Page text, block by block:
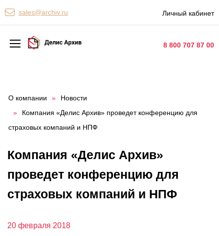
sales@archiv.ru Личный кабинет
8 800 707 87 00
Персональные сервисы
Хранение документов
Уничтожение документов
Сканирование документов
Цифровые услуги
Документооборот
О компании
О компании »
Новости
»
Компания «Делис Архив» проведет конференцию для
страховых компаний и НПФ
Компания «Делис Архив»
проведет конференцию для
страховых компаний и НПФ
20 февраля 2018